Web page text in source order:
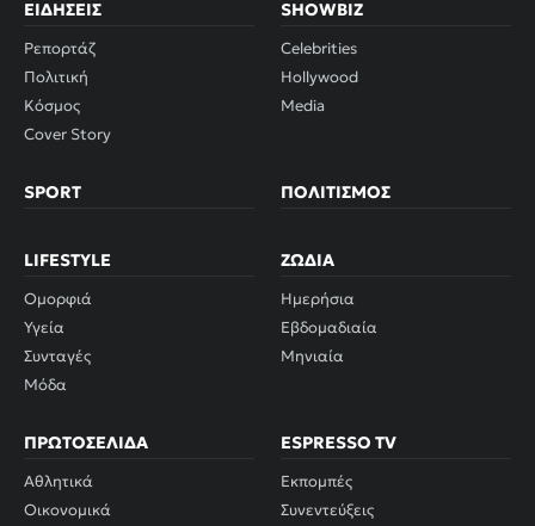
ΕΙΔΉΣΕΙΣ
Ρεπορτάζ
Πολιτική
Κόσμος
Cover Story
SHOWBIZ
Celebrities
Hollywood
Media
SPORT ΠΟΛΙΤΙΣΜΌΣ
LIFESTYLE
Ομορφιά
Υγεία
Συνταγές
Μόδα
ΖΏΔΙΑ
Ημερήσια
Εβδομαδιαία
Μηνιαία
ΠΡΩΤΟΣΈΛΙΔΑ
Αθλητικά
Οικονομικά
ESPRESSO TV
Εκπομπές
Συνεντεύξεις